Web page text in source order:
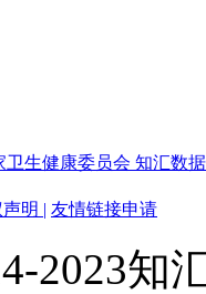
卫生健康委员会 知汇数
明 | 友情链接申请
2023知